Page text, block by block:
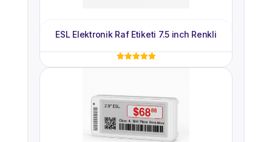
ESL Elektronik Raf Etiketi 7.5 inch Renkli
5 üzerinden